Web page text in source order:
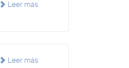
Leer más
Leer más